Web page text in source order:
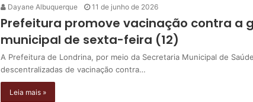
Dayane Albuquerque 11 de junho de 2026
Prefeitura promove vacinação contra a
municipal de sexta-feira (12)
A Prefeitura de Londrina, por meio da Secretaria Municipal de
descentralizadas de vacinação contra…
Leia mais »